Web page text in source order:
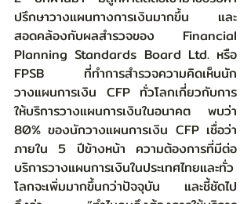
ปรึกษาวางแผนทางการเงินมากขึ้น และ
สอดคล้องกับผลสำรวจของ Financial
Planning Standards Board Ltd. หรือ
FPSB ที่ทำการสำรวจความคิดเห็นนัก
วางแผนการเงิน CFP ทั่วโลกเกี่ยวกับการ
ให้บริการวางแผนการเงินในอนาคต พบว่า
80% ของนักวางแผนการเงิน CFP เชื่อว่า
ภายใน 5 ปีข้างหน้า ความต้องการที่มีต่อ
บริการวางแผนการเงินในประเทศไทยและทั่ว
โลกจะเพิ่มมากขึ้นกว่าปัจจุบัน และชี้ชัดไป